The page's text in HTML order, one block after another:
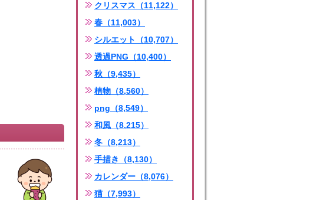
クリスマス（11,122）
春（11,003）
シルエット（10,707）
透過PNG（10,400）
秋（9,435）
植物（8,560）
png（8,549）
和風（8,215）
冬（8,213）
手描き（8,130）
カレンダー（8,076）
猫（7,993）